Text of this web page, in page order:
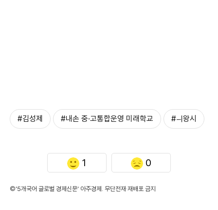
#김성제 #내손 중·고통합운영 미래학교 #ㅢ왕시
1 0
©'5개국어 글로벌 경제신문' 아주경제. 무단전재·재배포 금지